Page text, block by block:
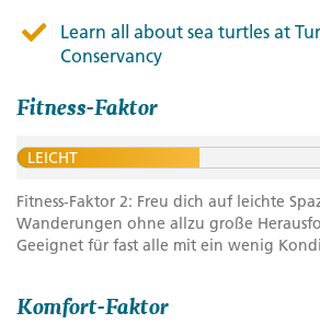
Learn all about sea turtles at
Conservancy
Fitness-Faktor
LEICHT
Fitness-Faktor 2: Freu dich auf leichte
Wanderungen ohne allzu große
Geeignet für fast alle mit ein wenig
Komfort-Faktor